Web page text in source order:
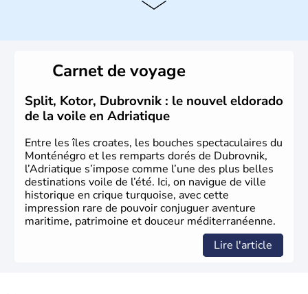
Carnet de voyage
Split, Kotor, Dubrovnik : le nouvel eldorado
de la voile en Adriatique
Entre les îles croates, les bouches spectaculaires du
Monténégro et les remparts dorés de Dubrovnik,
l’Adriatique s’impose comme l’une des plus belles
destinations voile de l’été. Ici, on navigue de ville
historique en crique turquoise, avec cette
impression rare de pouvoir conjuguer aventure
maritime, patrimoine et douceur méditerranéenne.
Lire l'article